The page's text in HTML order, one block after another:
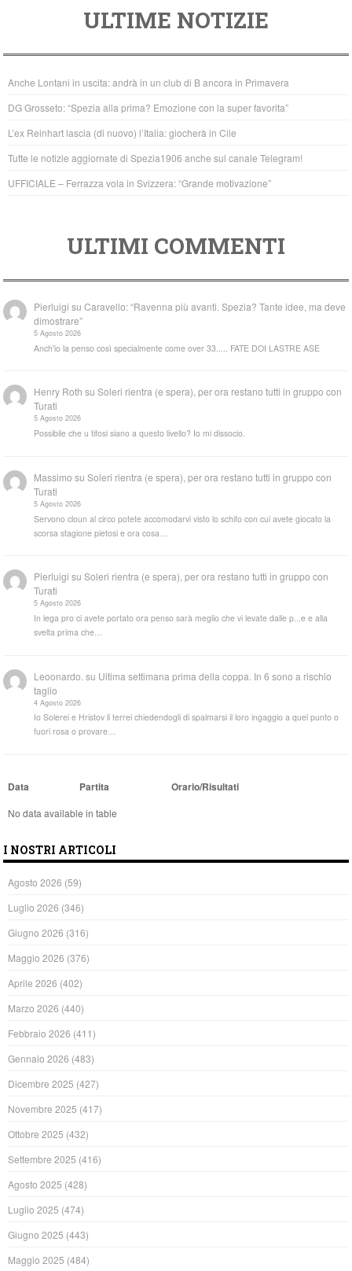
e
b
o
o
k
er
at
s
A
p
p
ULTIME NOTIZIE
Anche Lontani in uscita: andrà in un club di B ancora in Primavera
DG Grosseto: “Spezia alla prima? Emozione con la super favorita”
L’ex Reinhart lascia (di nuovo) l’Italia: giocherà in Cile
Tutte le notizie aggiornate di Spezia1906 anche sul canale Telegram!
UFFICIALE – Ferrazza vola in Svizzera: “Grande motivazione”
ULTIMI COMMENTI
Pierluigi suCaravello: “Ravenna più avanti. Spezia? Tante idee, ma deve
dimostrare”
5 Agosto 2026
Anch'io la penso così specialmente come over 33..... FATE DOI LASTRE ASE
Henry Roth suSoleri rientra (e spera), per ora restano tutti in gruppo con
Turati
5 Agosto 2026
Possibile che u tifosi siano a questo livello? Io mi dissocio.
Massimo suSoleri rientra (e spera), per ora restano tutti in gruppo con
Turati
5 Agosto 2026
Servono cloun al circo potete accomodarvi visto lo schifo con cui avete giocato la
scorsa stagione pietosi e ora cosa…
Pierluigi suSoleri rientra (e spera), per ora restano tutti in gruppo con
Turati
5 Agosto 2026
In lega pro ci avete portato ora penso sarà meglio che vi levate dalle p...e e alla
svelta prima che…
Leoonardo. su Ultima settimana prima della coppa. In 6 sono a rischio
taglio
4 Agosto 2026
Io Solerei e Hristov li terrei chiedendogli di spalmarsi il loro ingaggio a quel punto o
fuori rosa o provare…
Data Partita Orario/Risultati
No data available in table
I NOSTRI ARTICOLI
Agosto 2026 (59)
Luglio 2026 (346)
Giugno 2026 (316)
Maggio 2026 (376)
Aprile 2026 (402)
Marzo 2026 (440)
Febbraio 2026 (411)
Gennaio 2026 (483)
Dicembre 2025 (427)
Novembre 2025 (417)
Ottobre 2025 (432)
Settembre 2025 (416)
Agosto 2025 (428)
Luglio 2025 (474)
Giugno 2025 (443)
Maggio 2025 (484)